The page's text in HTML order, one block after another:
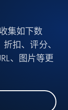
集如下数
扣、评分、
、图片等更